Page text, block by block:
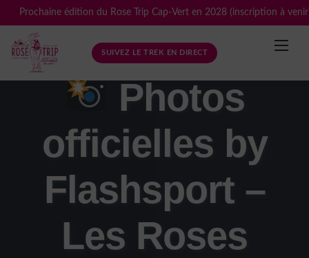
Prochaine édition du Rose Trip Cap-Vert en 2028 (inscription à
content
SUIVEZ LE TREK EN DIRECT
Photos
officielles by
Flashsport –
Les Roses